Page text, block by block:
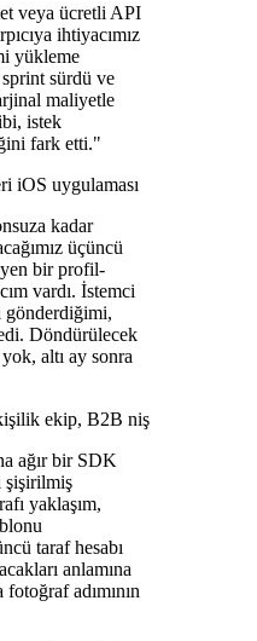
veya ücretli API
ihtiyacımız
yükleme
sprint sürdü ve
maliyetle
istek
fark etti."
iOS uygulaması
kadar
üçüncü
bir profil-
vardı. İstemci
gönderdiğimi,
Döndürülecek
altı ay sonra
ekip, B2B niş
ağır bir SDK
şişirilmiş
yaklaşım,
taraf hesabı
anlamına
adımının